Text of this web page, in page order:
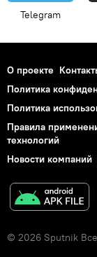
Telegram
О проекте
Политика
Политика
Правила
технологий
Новости компаний
© 2026 Sputnik